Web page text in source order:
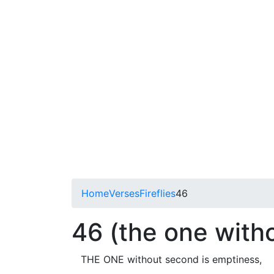
HomeVersesFireflies46
46 (the one
THE ONE without second is emptiness,